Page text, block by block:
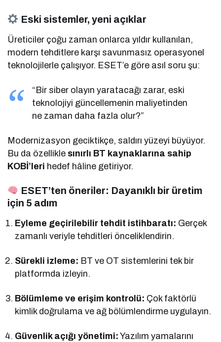
Eski sistemler, yeni açıklar
Üreticiler çoğu zaman onlarca yıldır kullanılan,
modern tehditlere karşı savunmasız operasyonel
teknolojilerle çalışıyor. ESET’e göre asıl soru şu:
“Bir siber olayın yaratacağı zarar, eski
teknolojiyi güncellemenin maliyetinden
ne zaman daha fazla olur?”
Modernizasyon geciktikçe, saldırı yüzeyi büyüyor.
Bu da özellikle sınırlı BT kaynaklarına sahip
KOBİ’leri hedef hâline getiriyor.
ESET’ten öneriler: Dayanıklı bir üretim
için 5 adım
Eyleme geçirilebilir tehdit istihbaratı: Gerçek
zamanlı veriyle tehditleri önceliklendirin.
Sürekli izleme: BT ve OT sistemlerini tek bir
platformda izleyin.
Bölümleme ve erişim kontrolü: Çok faktörlü
kimlik doğrulama ve ağ bölümlendirme uygulayın.
Güvenlik açığı yönetimi: Yazılım yamalarını